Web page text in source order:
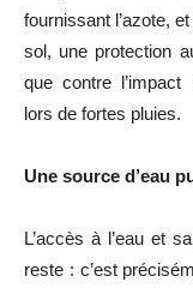
fournissant l’azote,
sol, une protection
que contre l’impact
lors de fortes pluies.
Une source d’eau
L’accès à l’eau et
reste : c’est